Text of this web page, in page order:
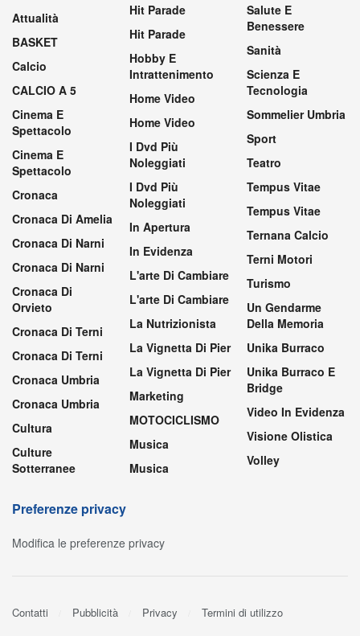
Attualità
BASKET
Calcio
CALCIO A 5
Cinema E
Spettacolo
Cinema E
Spettacolo
Cronaca
Cronaca Di Amelia
Cronaca Di Narni
Cronaca Di Narni
Cronaca Di
Orvieto
Cronaca Di Terni
Cronaca Di Terni
Cronaca Umbria
Cronaca Umbria
Cultura
Culture
Sotterranee
Hit Parade
Hit Parade
Hobby E
Intrattenimento
Home Video
Home Video
I Dvd Più
Noleggiati
I Dvd Più
Noleggiati
In Apertura
In Evidenza
L'arte Di Cambiare
L'arte Di Cambiare
La Nutrizionista
La Vignetta Di Pier
La Vignetta Di Pier
Marketing
MOTOCICLISMO
Musica
Musica
Salute E
Benessere
Sanità
Scienza E
Tecnologia
Sommelier Umbria
Sport
Teatro
Tempus Vitae
Tempus Vitae
Ternana Calcio
Terni Motori
Turismo
Un Gendarme
Della Memoria
Unika Burraco
Unika Burraco E
Bridge
Video In Evidenza
Visione Olistica
Volley
Preferenze privacy
Modifica le preferenze privacy
Contatti Pubblicità Privacy Termini di utilizzo